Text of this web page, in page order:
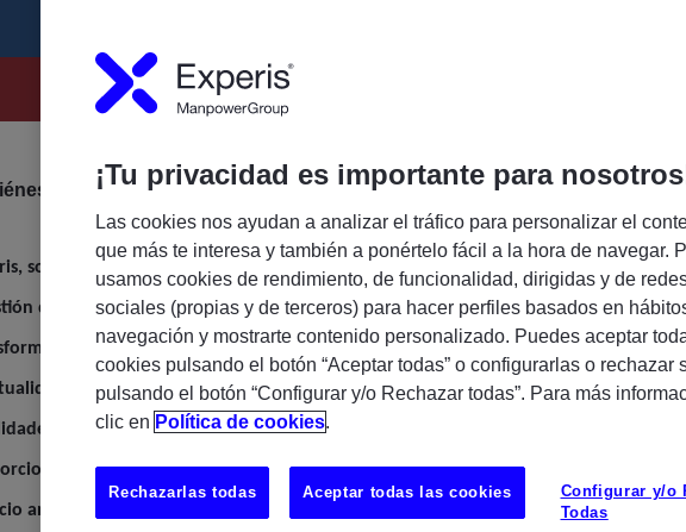
somos?
somos una compañía especializada en servicios profesionales
de proyectos IT asociados a nuestras 3 prácticas: Business
Cloud & Infrastructure y Enterprise Applications. En
combinamos nuestras soluciones tecnológicas con las
más demandadas del mercado. Además,
formación especializada asociada a las líneas de
antes mencionadas. Contamos con una plantilla de más de
¡Tu privacidad es importante para
Las cookies nos ayudan a analizar el tráfico para personalizar el
que más te interesa y también a ponértelo fácil a la hora de navegar.
usamos cookies de rendimiento, de funcionalidad, dirigidas y de
sociales (propias y de terceros) para hacer perfiles basados en
navegación y mostrarte contenido personalizado. Puedes aceptar
cookies pulsando el botón “Aceptar todas” o configurarlas o rechazar
pulsando el botón “Configurar y/o Rechazar todas”. Para más
clic en Política de cookies.
Configurar y/o
Todas
Rechazarlas todas Aceptar todas las cookies